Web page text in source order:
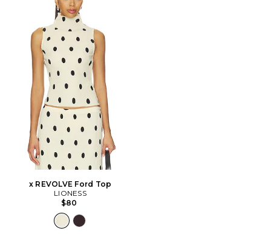
x REVOLVE Ford Top
LIONESS
$80